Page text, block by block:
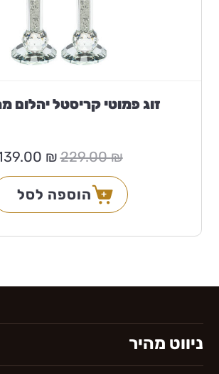
זוג פמוטי קריסטל יהלום
229.00₪
המחיר
המקורי
229.00 ₪.
₪
הוספה לסל
ניווט מהיר